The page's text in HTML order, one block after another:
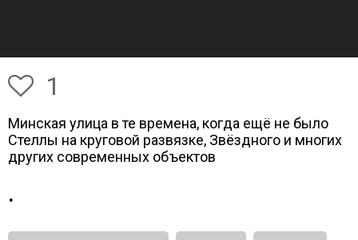
1
Минская улица в те времена, когда ещё не было
Стеллы на круговой развязке, Звёздного и многих
других современных объектов
.